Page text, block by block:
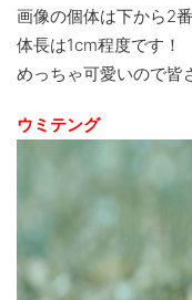
画像の個体は下から2
体長は1cm程度です！
めっちゃ可愛いので皆
ウミテング